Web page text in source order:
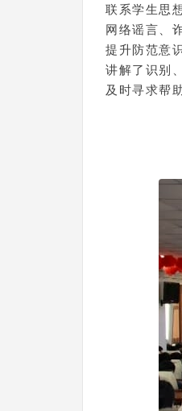
联系学生思
网络谣言、
提升防范意
讲解了识别
及时寻求帮